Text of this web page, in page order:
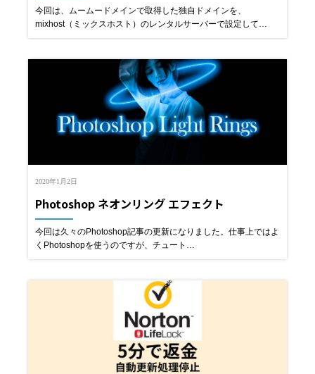
今回は、ムームードメインで取得した独自ドメインを、
mixhost（ミックスホスト）のレンタルサーバーで設定して…
2020年1月2日
Photoshop ネオンリング エフェクト
今回は久々のPhotoshop記事の更新になりました。仕事上ではよ
くPhotoshopを使うのですが、チュート…